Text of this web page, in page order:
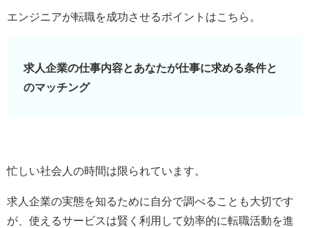
エンジニアが転職を成功させるポイントはこちら。
求人企業の仕事内容とあなたが仕事に求める条件と
のマッチング
忙しい社会人の時間は限られています。
求人企業の実態を知るために自分で調べることも大切です
が、使えるサービスは賢く利用して効率的に転職活動を進